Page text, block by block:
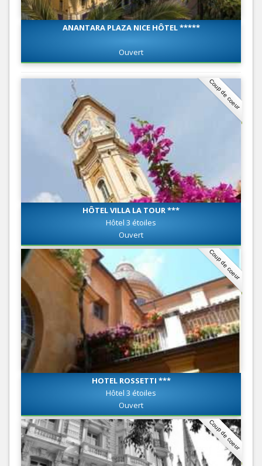
ANANTARA PLAZA NICE HÔTEL *****
Ouvert
Coup de coeur
HÔTEL VILLA LA TOUR ***
Hôtel 3 étoiles
Ouvert
Coup de coeur
HOTEL ROSSETTI ***
Hôtel 3 étoiles
Ouvert
Coup de coeur